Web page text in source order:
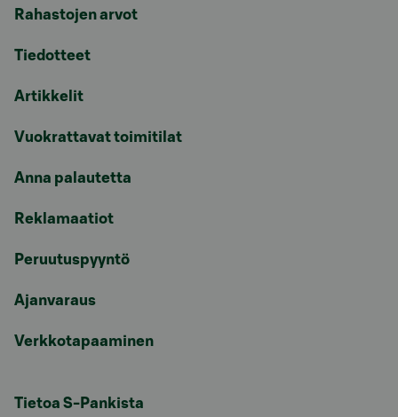
Rahastojen arvot
Tiedotteet
Artikkelit
Vuokrattavat toimitilat
Anna palautetta
Reklamaatiot
Peruutuspyyntö
Ajanvaraus
Verkkotapaaminen
Tietoa S-Pankista